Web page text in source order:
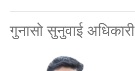
गुनासो सुनुवाई अधिकारी